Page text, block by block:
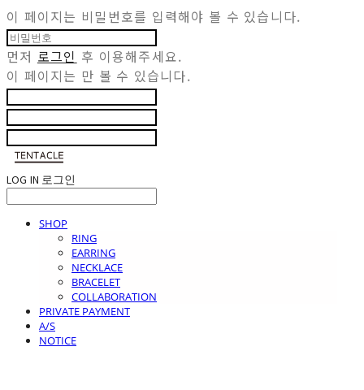
이 페이지는 비밀번호를 입력해야 볼 수 있습니다.
먼저 로그인 후 이용해주세요.
이 페이지는 만 볼 수 있습니다.
LOG IN 로그인
SHOP
RING
EARRING
NECKLACE
BRACELET
COLLABORATION
PRIVATE PAYMENT
A/S
NOTICE